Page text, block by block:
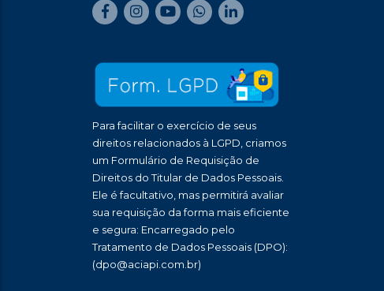
Para facilitar o exercício de seus
direitos relacionados à LGPD, criamos
um Formulário de Requisição de
Direitos do Titular de Dados Pessoais.
Ele é facultativo, mas permitirá avaliar
sua requisição da forma mais eficiente
e segura: Encarregado pelo
Tratamento de Dados Pessoais (DPO):
(dpo@aciapi.com.br)